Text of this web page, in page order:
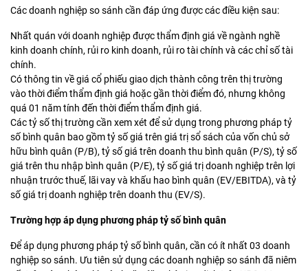
Các doanh nghiệp so sánh cần đáp ứng được các điều kiện sau:
Nhất quán với doanh nghiệp được thẩm định giá về ngành nghề
kinh doanh chính, rủi ro kinh doanh, rủi ro tài chính và các chỉ số tài
chính.
Có thông tin về giá cổ phiếu giao dịch thành công trên thị trường
vào thời điểm thẩm định giá hoặc gần thời điểm đó, nhưng không
quá 01 năm tính đến thời điểm thẩm định giá.
Các tỷ số thị trường cần xem xét để sử dụng trong phương pháp tỷ
số bình quân bao gồm tỷ số giá trên giá trị sổ sách của vốn chủ sở
hữu bình quân (P/B), tỷ số giá trên doanh thu bình quân (P/S), tỷ số
giá trên thu nhập bình quân (P/E), tỷ số giá trị doanh nghiệp trên lợi
nhuận trước thuế, lãi vay và khấu hao bình quân (EV/EBITDA), và tỷ
số giá trị doanh nghiệp trên doanh thu (EV/S).
Trường hợp áp dụng phương pháp tỷ số bình quân
Để áp dụng phương pháp tỷ số bình quân, cần có ít nhất 03 doanh
nghiệp so sánh. Ưu tiên sử dụng các doanh nghiệp so sánh đã niêm